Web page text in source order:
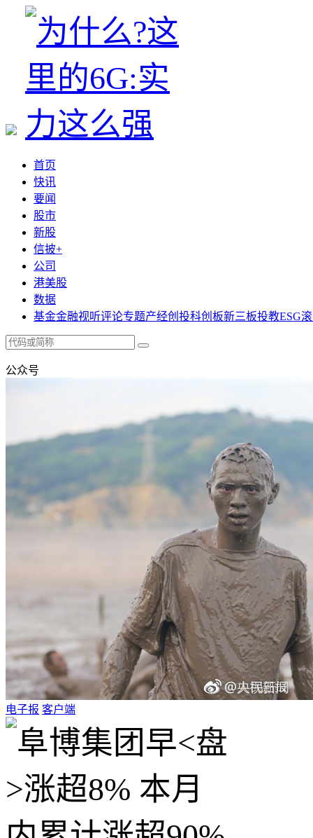
首页
快讯
要闻
股市
新股
信披+
公司
港美股
数据
基金金融视听评论专题产经创投科创板新三板投教ESG
公众号
电子报 客户端